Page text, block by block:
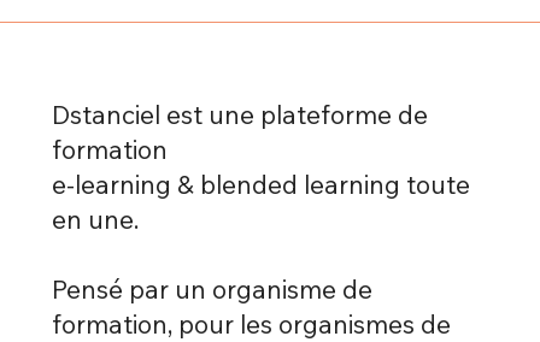
adultes) ?
Dstanciel est une plateforme de
formation
e-learning & blended learning toute
en une.
Pensé par un organisme de
formation, pour les organismes de